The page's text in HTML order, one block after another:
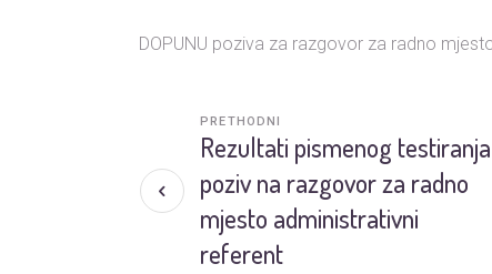
DOPUNU poziva za razgovor za radno
Rezultati pismenog
poziv na razgovor za radno
mjesto administrativni
referent
PRETHODNI